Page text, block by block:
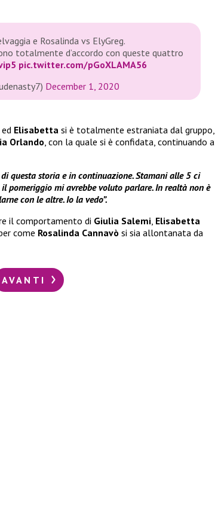
e Rosalinda vs ElyGreg.
totalmente d’accordo con queste quattro
pic.twitter.com/pGoXLAMA56
December 1, 2020
Elisabetta si è totalmente estraniata dal gruppo,
Orlando, con la quale si è confidata, continuando a
questa storia e in continuazione. Stamani alle 5 ci
pomeriggio mi avrebbe voluto parlare. In realtà non è
con le altre. Io la vedo”.
il comportamento di Giulia Salemi, Elisabetta
come Rosalinda Cannavò si sia allontanata da
AVANTI